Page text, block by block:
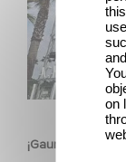
¡Gaumont
on